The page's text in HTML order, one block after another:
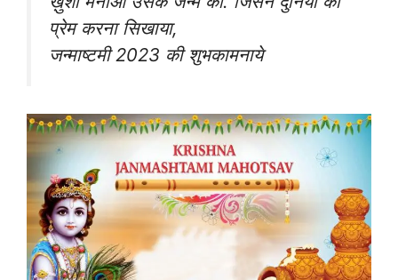
प्रेम करना सिखाया,
जन्माष्टमी 2023 की शुभकामनाये